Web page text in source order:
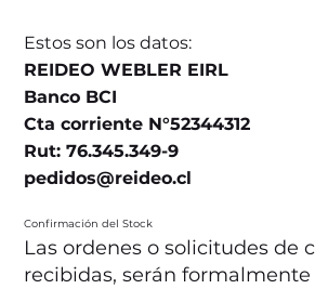
Estos son los datos:
REIDEO WEBLER EIRL
Banco BCI
Cta corriente N°52344312
Rut: 76.345.349-9
pedidos@reideo.cl
Confirmación del Stock
Las ordenes o solicitudes de
recibidas, serán